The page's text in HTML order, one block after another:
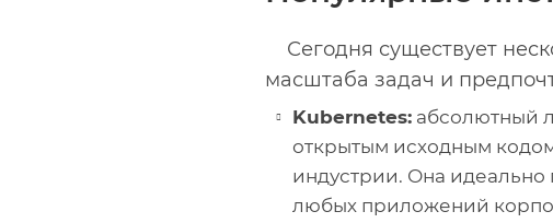
Сегодня существует
масштаба задач и
Kubernetes: абсолютный
открытым исходным
индустрии. Она идеально
любых приложений